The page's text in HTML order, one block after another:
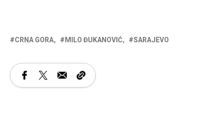
CRNA GORA MILO ĐUKANOVIĆ SARAJEVO